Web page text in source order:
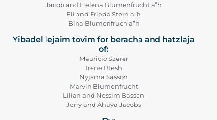
Jacob and Helena Blumenfrucht a”h
Eli and Frieda Stern a”h
Bina Blumenfruch a”h
Yibadel lejaim tovim for beracha and hatzlaja
of:
Mauricio Szerer
Irene Btesh
Nyjama Sasson
Marvin Blumenfrucht
Lilian and Nessim Bassan
Jerry and Ahuva Jacobs